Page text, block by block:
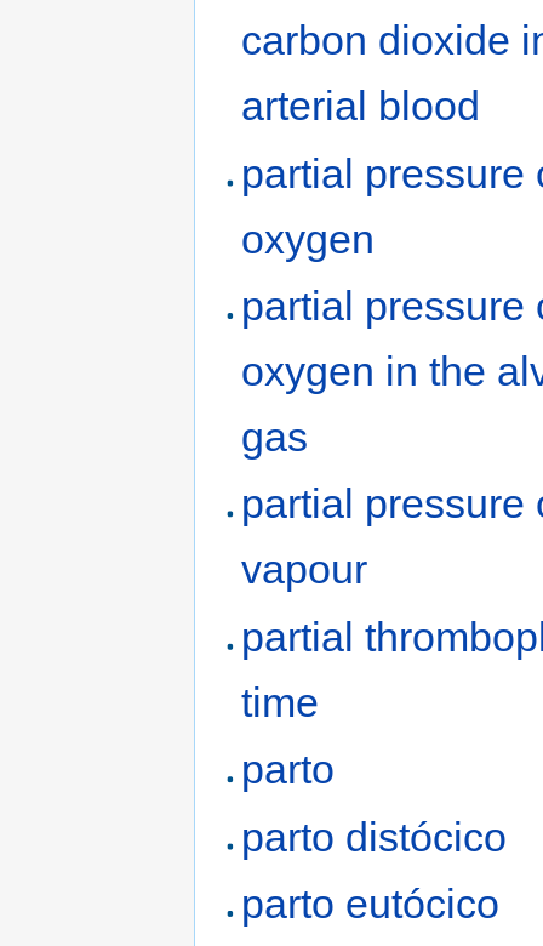
carbon dioxide
arterial blood
partial pressure
oxygen
partial pressure
oxygen in the
gas
partial pressure
vapour
partial
time
parto
parto distócico
parto eutócico